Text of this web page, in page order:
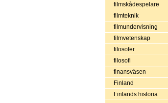
filmskådespelare
filmteknik
filmundervisning
filmvetenskap
filosofer
filosofi
finansväsen
Finland
Finlands historia